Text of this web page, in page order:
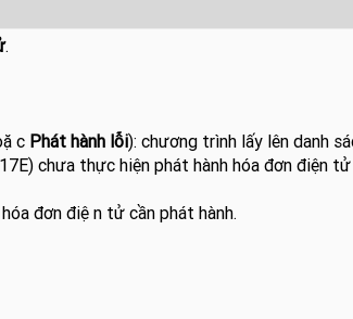
.
Phát hành lỗi): chương trình lấy lên danh
chưa thực hiện phát hành hóa đơn điện
đơn điện tử cần phát hành.